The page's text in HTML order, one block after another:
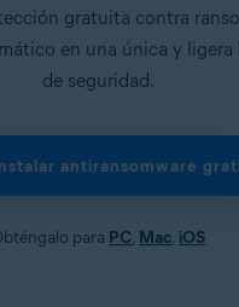
gratuita contra
en una única y ligera
de seguridad.
antiransomware
para PC, Mac, iOS